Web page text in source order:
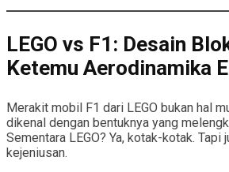
LEGO vs F1: Desain
Ketemu Aerodinamika
Merakit mobil F1 dari LEGO bukan hal
dikenal dengan bentuknya yang
Sementara LEGO? Ya, kotak-kotak. Tapi
kejeniusan.